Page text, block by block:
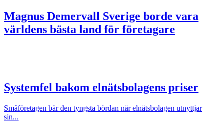
Magnus Demervall Sverige borde vara
världens bästa land för företagare
Systemfel bakom elnätsbolagens priser
Småföretagen bär den tyngsta bördan när elnätsbolagen utnyttjar
sin...